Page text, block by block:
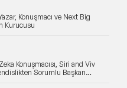
Konuşmacı ve Next Big
Kurucusu
Konuşmacısı, Siri and Viv
Sorumlu Başkan